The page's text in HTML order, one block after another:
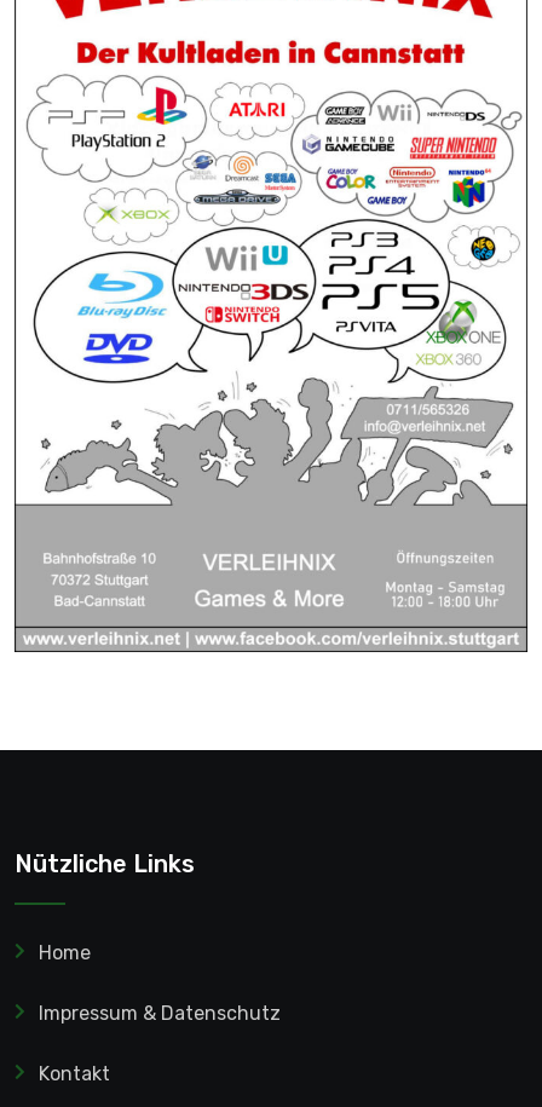
Nützliche Links
Home
Impressum & Datenschutz
Kontakt